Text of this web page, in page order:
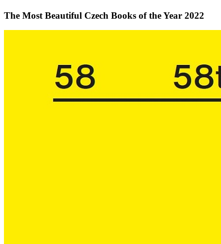
The Most Beautiful Czech Books of the Year 2022